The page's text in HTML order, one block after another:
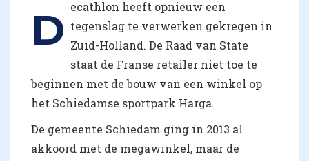
D ecathlon heeft opnieuw een
tegenslag te verwerken gekregen in
Zuid-Holland. De Raad van State
staat de Franse retailer niet toe te
beginnen met de bouw van een winkel op
het Schiedamse sportpark Harga.
De gemeente Schiedam ging in 2013 al
akkoord met de megawinkel, maar de